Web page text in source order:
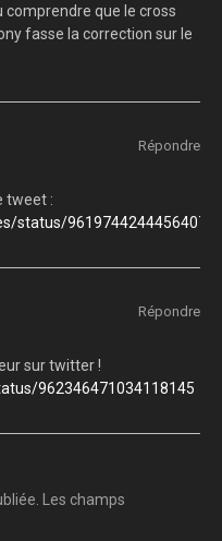
comprendre que le cross
fasse la correction sur le
Répondre
tweet :
status/
Répondre
sur twitter !
962346471034118145
Les champs